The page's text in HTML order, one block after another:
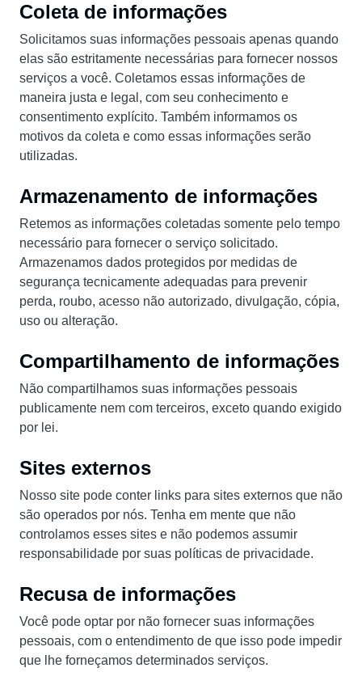
Coleta de informações
Solicitamos suas informações pessoais apenas quando
elas são estritamente necessárias para fornecer nossos
serviços a você. Coletamos essas informações de
maneira justa e legal, com seu conhecimento e
consentimento explícito. Também informamos os
motivos da coleta e como essas informações serão
utilizadas.
Armazenamento de informações
Retemos as informações coletadas somente pelo tempo
necessário para fornecer o serviço solicitado.
Armazenamos dados protegidos por medidas de
segurança tecnicamente adequadas para prevenir
perda, roubo, acesso não autorizado, divulgação, cópia,
uso ou alteração.
Compartilhamento de informações
Não compartilhamos suas informações pessoais
publicamente nem com terceiros, exceto quando exigido
por lei.
Sites externos
Nosso site pode conter links para sites externos que não
são operados por nós. Tenha em mente que não
controlamos esses sites e não podemos assumir
responsabilidade por suas políticas de privacidade.
Recusa de informações
Você pode optar por não fornecer suas informações
pessoais, com o entendimento de que isso pode impedir
que lhe forneçamos determinados serviços.